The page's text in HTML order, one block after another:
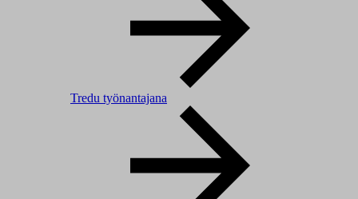
Tredu työnantajana